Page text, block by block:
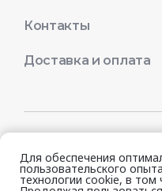
Для обеспечения
пользовательского
технологии cookie, в том
Контакты
Доставка и оплата
© 2026 Quick